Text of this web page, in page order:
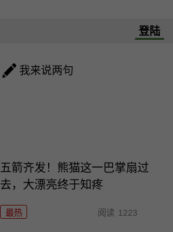
登陆
我来说两句
五箭齐发！熊猫这一巴掌扇过
去，大漂亮终于知疼
最热 阅读 1223